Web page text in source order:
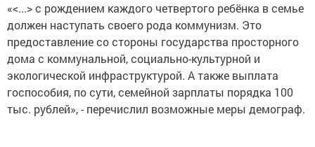
«<...> с рождением каждого четвертого ребёнка в семье
должен наступать своего рода коммунизм. Это
предоставление со стороны государства просторного
дома c коммунальной, социально-культурной и
экологической инфраструктурой. А также выплата
госпособия, по сути, семейной зарплаты порядка 100
тыс. рублей», - перечислил возможные меры демограф.